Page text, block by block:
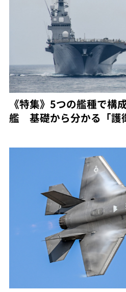
《特集》5つの艦種で構
艦 基礎から分かる「護